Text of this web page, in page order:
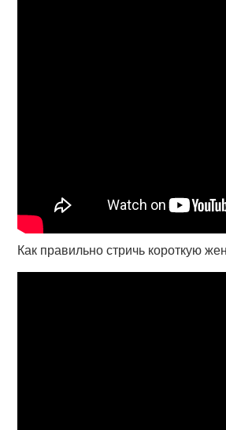
Как правильно стричь короткую